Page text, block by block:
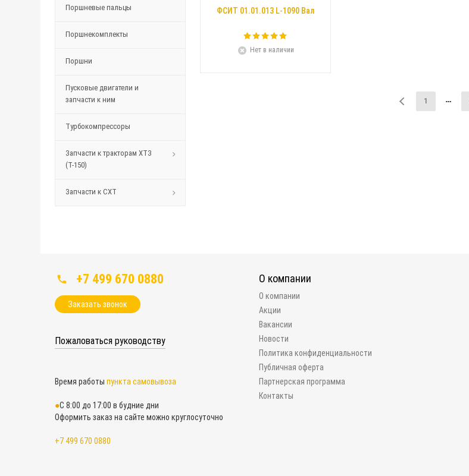
Поршневые пальцы
Поршнекомплекты
Поршни
Пусковые двигатели и
запчасти к ним
Турбокомпрессоры
Запчасти к тракторам ХТЗ
(Т-150)
Запчасти к СХТ
ФСИТ 01.01.013 L-1090 Вал
Нет в наличии
1
+7 499 670 0880
Заказать звонок
Пожаловаться руководству
Время работы пункта самовывоза
С 8:00 до 17:00 в будние дни
Оформить заказ на сайте можно круглосуточно
+7 499 670 0880
О компании
О компании
Акции
Вакансии
Новости
Политика конфиденциальности
Публичная оферта
Партнерская программа
Контакты